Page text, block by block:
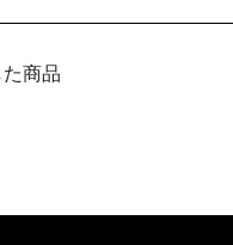
商品